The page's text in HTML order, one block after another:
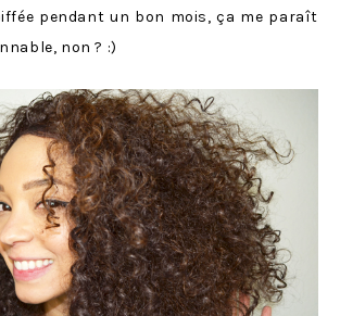
pendant un bon mois, ça me paraît
non ? :)